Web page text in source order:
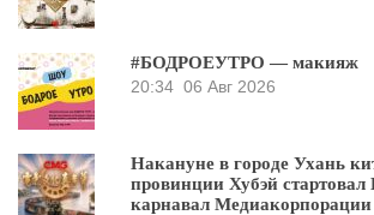
#БОДРОЕУТРО — макияж
20:34 06 Авг 2026
Накануне в городе Ухань
провинции Хубэй
карнавал